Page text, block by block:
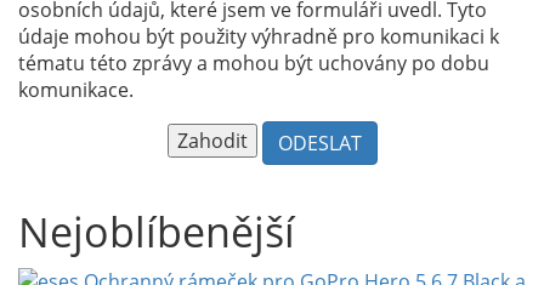
osobních údajů, které jsem ve formuláři uvedl. Tyto
údaje mohou být použity výhradně pro komunikaci k
tématu této zprávy a mohou být uchovány po dobu
komunikace.
Nejoblíbenější